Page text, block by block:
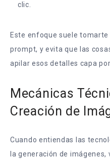
clic.
Este enfoque suele
prompt, y evita que las
apilar esos detalles capa
Mecánicas
Creación de
Cuando entiendas las
la generación de